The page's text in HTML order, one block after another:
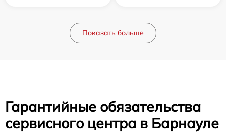
Показать больше
Гарантийные обязательства
сервисного центра в Барнауле